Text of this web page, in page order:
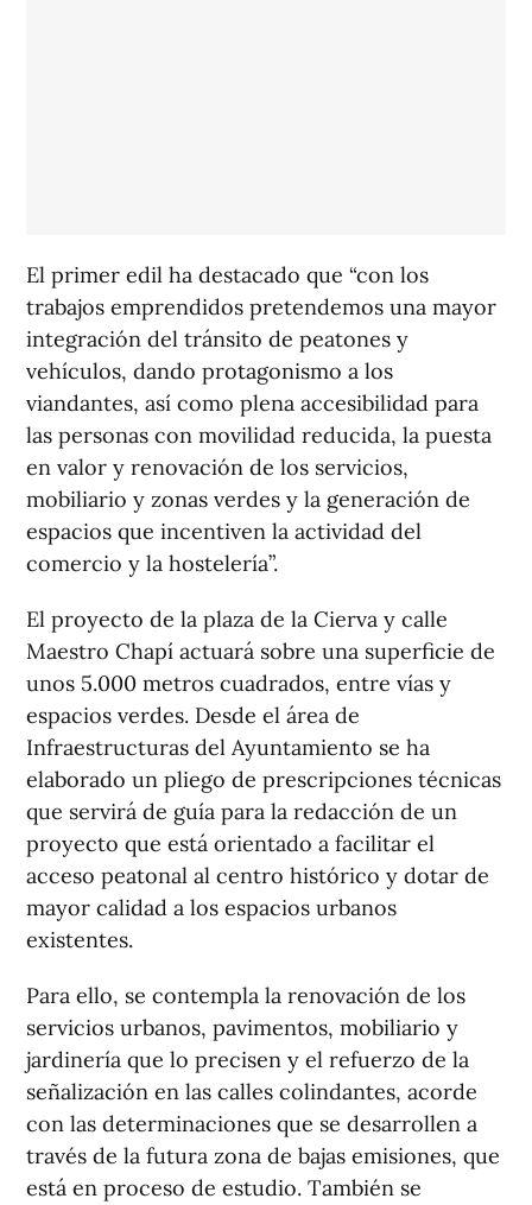
El primer edil ha destacado que “con los
trabajos emprendidos pretendemos una mayor
integración del tránsito de peatones y
vehículos, dando protagonismo a los
viandantes, así como plena accesibilidad para
las personas con movilidad reducida, la puesta
en valor y renovación de los servicios,
mobiliario y zonas verdes y la generación de
espacios que incentiven la actividad del
comercio y la hostelería”.
El proyecto de la plaza de la Cierva y calle
Maestro Chapí actuará sobre una superficie de
unos 5.000 metros cuadrados, entre vías y
espacios verdes. Desde el área de
Infraestructuras del Ayuntamiento se ha
elaborado un pliego de prescripciones técnicas
que servirá de guía para la redacción de un
proyecto que está orientado a facilitar el
acceso peatonal al centro histórico y dotar de
mayor calidad a los espacios urbanos
existentes.
Para ello, se contempla la renovación de los
servicios urbanos, pavimentos, mobiliario y
jardinería que lo precisen y el refuerzo de la
señalización en las calles colindantes, acorde
con las determinaciones que se desarrollen a
través de la futura zona de bajas emisiones, que
está en proceso de estudio. También se